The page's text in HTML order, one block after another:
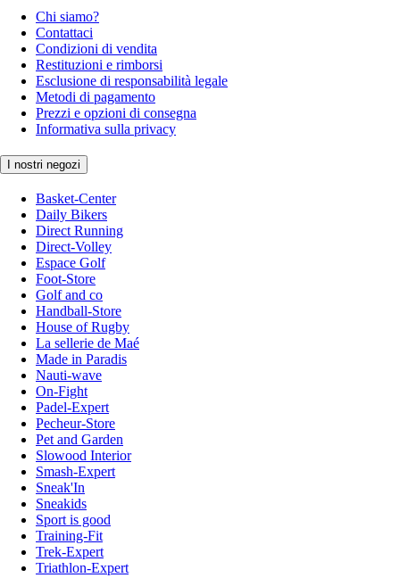
Chi siamo?
Contattaci
Condizioni di vendita
Restituzioni e rimborsi
Esclusione di responsabilità legale
Metodi di pagamento
Prezzi e opzioni di consegna
Informativa sulla privacy
I nostri negozi
Basket-Center
Daily Bikers
Direct Running
Direct-Volley
Espace Golf
Foot-Store
Golf and co
Handball-Store
House of Rugby
La sellerie de Maé
Made in Paradis
Nauti-wave
On-Fight
Padel-Expert
Pecheur-Store
Pet and Garden
Slowood Interior
Smash-Expert
Sneak'In
Sneakids
Sport is good
Training-Fit
Trek-Expert
Triathlon-Expert